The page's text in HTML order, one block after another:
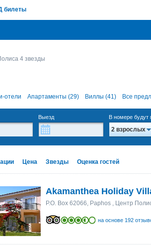
билеты
4 звезды
отели Апартаменты (29) Виллы (41) Все
Выезд В номере будут
2 взрослых
Цена Звезды Оценка гостей
Akamanthea Holiday
P.O. Box 62066, Paphos, Центр
на основе 192